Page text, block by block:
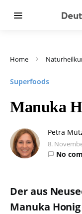
Home
Superfoods
Manuka
Petra
8.
No
Der aus
Manuka